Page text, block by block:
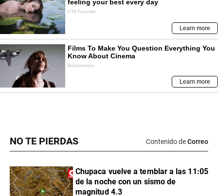
NO TE PIERDAS Contenido deCorreo
Chupaca vuelve a temblar a las 11:05
de la noche con un sismo de
magnitud 4.3